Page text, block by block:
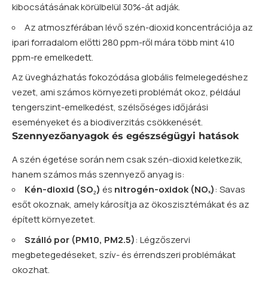
kibocsátásának körülbelül 30%-át adják.
Az atmoszférában lévő szén-dioxid koncentrációja az
ipari forradalom előtti 280 ppm-ről mára több mint 410
ppm-re emelkedett.
Az üvegházhatás fokozódása globális felmelegedéshez
vezet, ami számos környezeti problémát okoz, például
tengerszint-emelkedést, szélsőséges időjárási
eseményeket és a biodiverzitás csökkenését.
Szennyezőanyagok és egészségügyi hatások
A szén égetése során nem csak szén-dioxid keletkezik,
hanem számos más szennyező anyag is:
Kén-dioxid (SO₂) és nitrogén-oxidok (NOₓ): Savas
esőt okoznak, amely károsítja az ökoszisztémákat és az
épített környezetet.
Szálló por (PM10, PM2.5): Légzőszervi
megbetegedéseket, szív- és érrendszeri problémákat
okozhat.